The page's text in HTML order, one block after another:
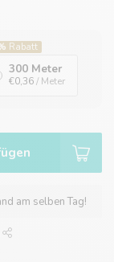
Rabatt
300 Meter
€0,36/ Meter
am selben Tag!